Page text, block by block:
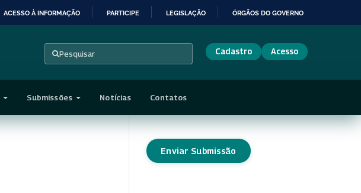
ACESSO À INFORMAÇÃO PARTICIPE LEGISLAÇÃO ÓRGÃOS DO GOVERNO
Pesquisar Cadastro Acesso
Submissões Notícias Contatos
Enviar Submissão